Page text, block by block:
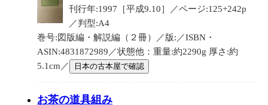
刊行年:1997［平成9.10］／ページ:125+242p
／判型:A4
巻号:図版編・解説編（２冊）／版:／ISBN・
ASIN:4831872989／状態他：重量:約2290g 厚さ:約
5.1cm／
日本の古本屋で確認
お茶の道具組み